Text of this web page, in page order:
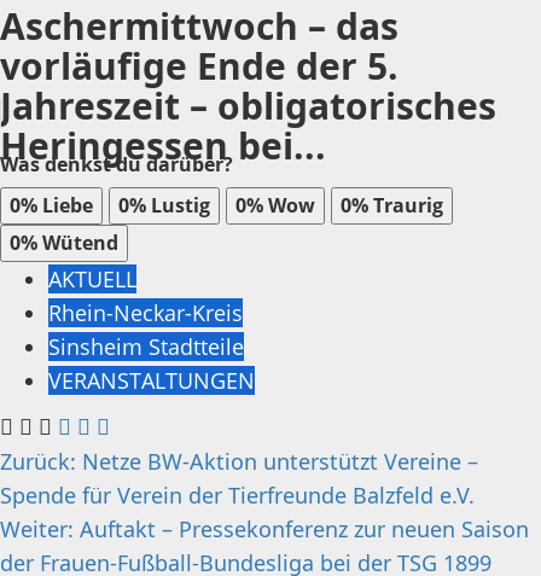
Aschermittwoch – das
vorläufige Ende der 5.
Jahreszeit – obligatorisches
Heringessen bei...
Was denkst du darüber?
0% Liebe 0% Lustig 0%Wow 0%Traurig
0%Wütend
AKTUELL
Rhein-Neckar-Kreis
Sinsheim Stadtteile
VERANSTALTUNGEN
Beitragsnavigation
Zurück: Netze BW-Aktion unterstützt Vereine –
Spende für Verein der Tierfreunde Balzfeld e.V.
Weiter: Auftakt – Pressekonferenz zur neuen Saison
der Frauen-Fußball-Bundesliga bei der TSG 1899